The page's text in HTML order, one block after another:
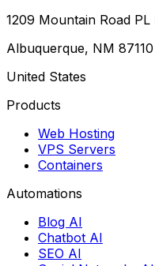
1209 Mountain Road PL
Albuquerque, NM 87110
United States
Products
Web Hosting
VPS Servers
Containers
Automations
Blog AI
Chatbot AI
SEO AI